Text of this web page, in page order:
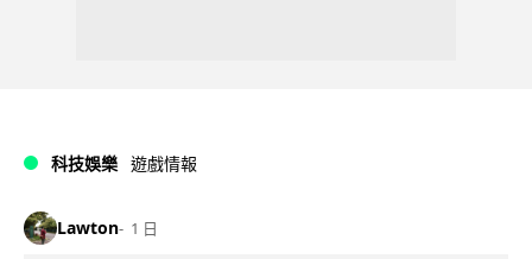
科技娛樂 遊戲情報
Lawton 1 日